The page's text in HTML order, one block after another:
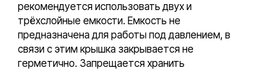
рекомендуется использовать двух и
трёхслойные емкости. Емкость не
предназначена для работы под давлением, в
связи с этим крышка закрывается не
герметично. Запрещается хранить